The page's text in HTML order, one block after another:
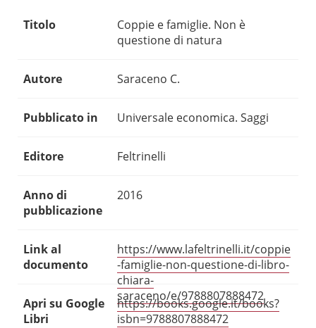
Titolo
Coppie e famiglie. Non è
questione di natura
Autore Saraceno C.
Pubblicato in Universale economica. Saggi
Editore Feltrinelli
Anno di
pubblicazione
2016
Link al
documento
https://www.lafeltrinelli.it/coppie
-famiglie-non-questione-di-libro-
chiara-
saraceno/e/9788807888472
Apri su Google
Libri
https://books.google.it/books?
isbn=9788807888472